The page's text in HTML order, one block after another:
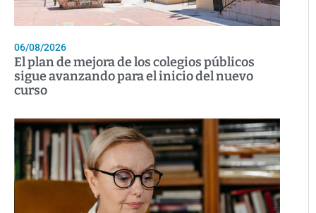
06/08/2026
El plan de mejora de los colegios públicos
sigue avanzando para el inicio del nuevo
curso